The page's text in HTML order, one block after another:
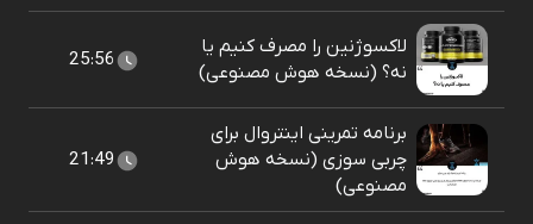
لاکسوژنین را مصرف کنیم یا
نه؟ (نسخه هوش مصنوعی)
25:56
برنامه تمرینی اینتروال برای
چربی سوزی (نسخه هوش
مصنوعی)
21:49